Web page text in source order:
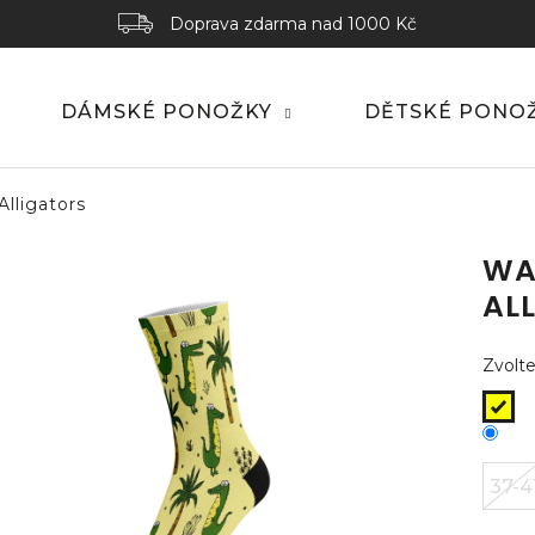
Doprava zdarma nad 1000 Kč
DÁMSKÉ PONOŽKY DĚTSKÉ
37-